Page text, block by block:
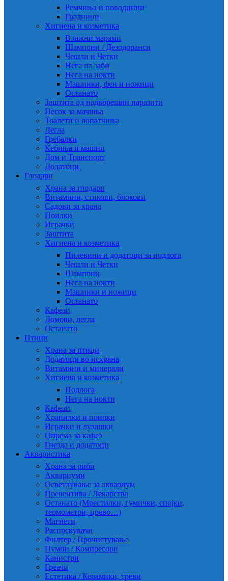
Ремчиња и поводници
Градници
Хигиена и козметика
Влажни марами
Шампони / Дезодоранси
Чешли и Четки
Нега на заби
Нега на нокти
Машинки, фен и ножици
Останато
Заштита од надворешни паразити
Песок за мачиња
Тоалети и лопатчиња
Легла
Гребалки
Ќебиња и машни
Дом и Транспорт
Додатоци
Глодари
Храна за глодари
Витамини, стикови, блокови
Садови за храна
Поилки
Играчки
Заштита
Хигиена и козметика
Пилевини и додатоци за подлога
Чешли и Четки
Шампони
Нега на нокти
Машинки и ножици
Останато
Кафези
Домови, легла
Останато
Птици
Храна за птици
Додатоци во исхрана
Витамини и минерали
Хигиена и козметика
Подлога
Нега на нокти
Кафези
Хранилки и поилки
Играчки и лулашки
Опрема за кафез
Гнезда и додатоци
Акваристика
Храна за риби
Аквариуми
Осветлување за аквариум
Превентива / Лекарства
Останато (Мрестилки, гумички, спојки,
термометри, црево…)
Магнети
Распрскувачи
Филтер / Прочистување
Пумпи / Компресори
Канистри
Греачи
Естетика / Керамики, треви